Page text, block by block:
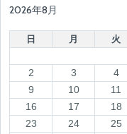
2026年8月
日 月 火
2
3 4
9
10 11
16
17 18
23
24 25